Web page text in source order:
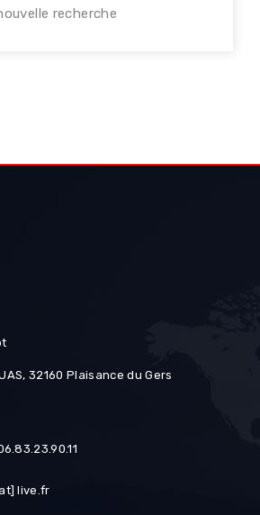
recherche
32160 Plaisance du Gers
live.fr